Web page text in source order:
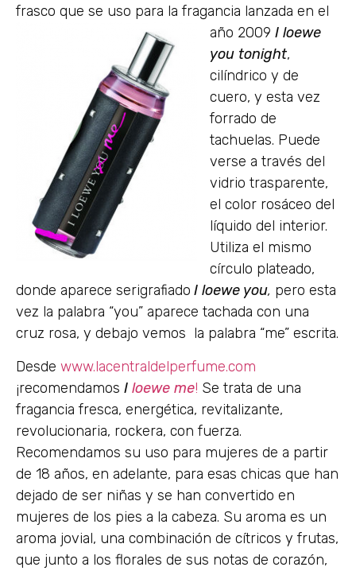
frasco que se uso para la fragancia lanzada en el
año 2009 I loewe
you tonight,
cilíndrico y de
cuero, y esta vez
forrado de
tachuelas. Puede
verse a través del
vidrio trasparente,
el color rosáceo del
líquido del interior.
Utiliza el mismo
círculo plateado,
donde aparece serigrafiado I loewe you, pero esta
vez la palabra “you” aparece tachada con una
cruz rosa, y debajo vemos la palabra “me” escrita.
Desde www.lacentraldelperfume.com
¡recomendamos I loewe me! Se trata de una
fragancia fresca, energética, revitalizante,
revolucionaria, rockera, con fuerza.
Recomendamos su uso para mujeres de a partir
de 18 años, en adelante, para esas chicas que han
dejado de ser niñas y se han convertido en
mujeres de los pies a la cabeza. Su aroma es un
aroma jovial, una combinación de cítricos y frutas,
que junto a los florales de sus notas de corazón,